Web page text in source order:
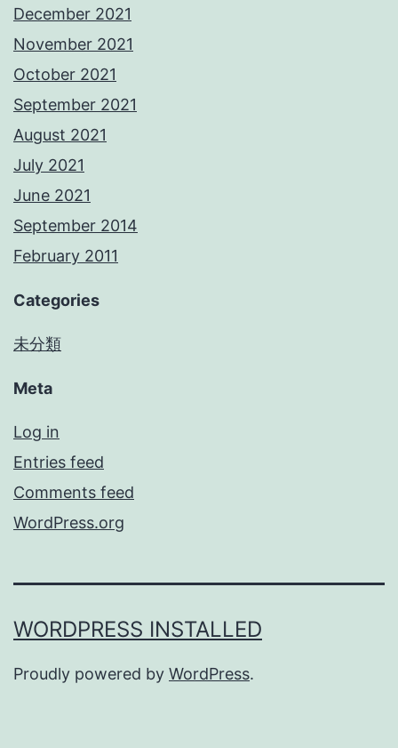
December 2021
November 2021
October 2021
September 2021
August 2021
July 2021
June 2021
September 2014
February 2011
Categories
未分類
Meta
Log in
Entries feed
Comments feed
WordPress.org
WORDPRESS INSTALLED
Proudly powered by WordPress.